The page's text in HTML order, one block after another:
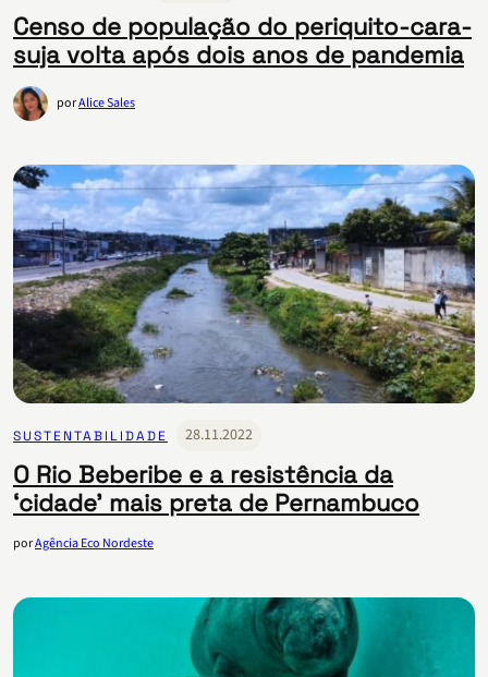
Censo de população do periquito-cara-
suja volta após dois anos de pandemia
porAlice Sales
SUSTENTABILIDADE 28.11.2022
O Rio Beberibe e a resistência da
‘cidade’ mais preta de Pernambuco
porAgência Eco Nordeste